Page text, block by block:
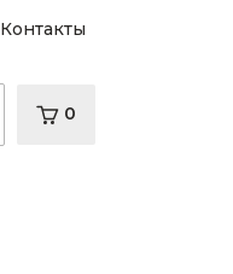
Контакты
0